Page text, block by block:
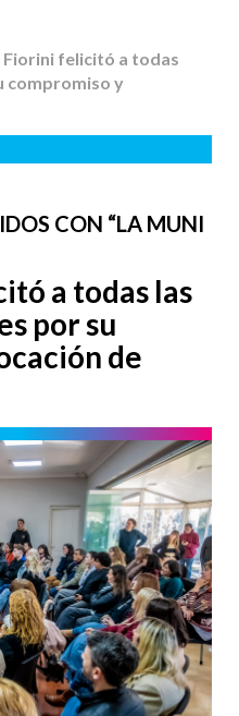
Fiorini felicitó a todas
compromiso y
CON “LA MUNI
a todas las
por su
de